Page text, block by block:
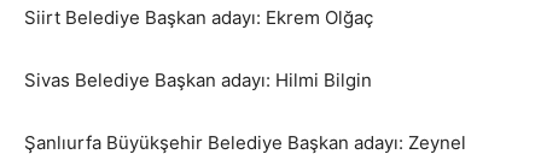
Siirt Belediye Başkan adayı: Ekrem Olğaç
Sivas Belediye Başkan adayı: Hilmi Bilgin
Şanlıurfa Büyükşehir Belediye Başkan adayı: Zeynel